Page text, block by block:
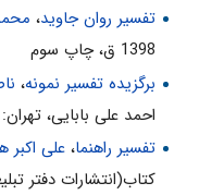
تأسف از انحراف ديگران.
نفى خرافات و گرايش‌هاى
بيان عظمت حق. «فَمَنْ
تفسیر روان جاوید،
1398 ق، چاپ سوم
برگزیده تفسیر نمونه،
احمد علی بابایی، تهران:
تفسیر راهنما، علی